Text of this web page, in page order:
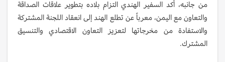
من جانبه، أكد السفير الهندي التزام بلاده بتطوير علاقات الصداقة
والتعاون مع اليمن، معرباً عن تطلع الهند إلى انعقاد اللجنة المشتركة
والاستفادة من مخرجاتها لتعزيز التعاون الاقتصادي والتنسيق
المشترك.